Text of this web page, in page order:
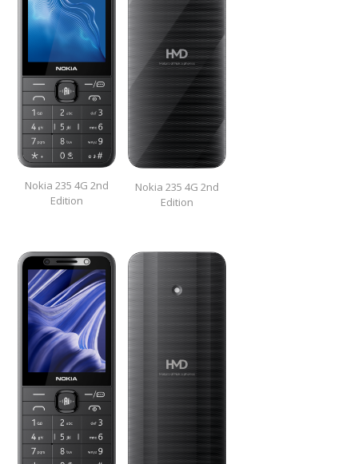
Nokia 235 4G 2nd
Edition
Nokia 235 4G 2nd
Edition